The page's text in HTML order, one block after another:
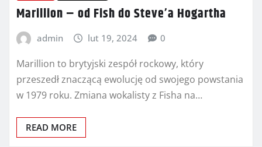
Marillion – od Fish do Steve’a Hogartha
admin lut 19, 2024 0
Marillion to brytyjski zespół rockowy, który
przeszedł znaczącą ewolucję od swojego powstania
w 1979 roku. Zmiana wokalisty z Fisha na…
READ MORE